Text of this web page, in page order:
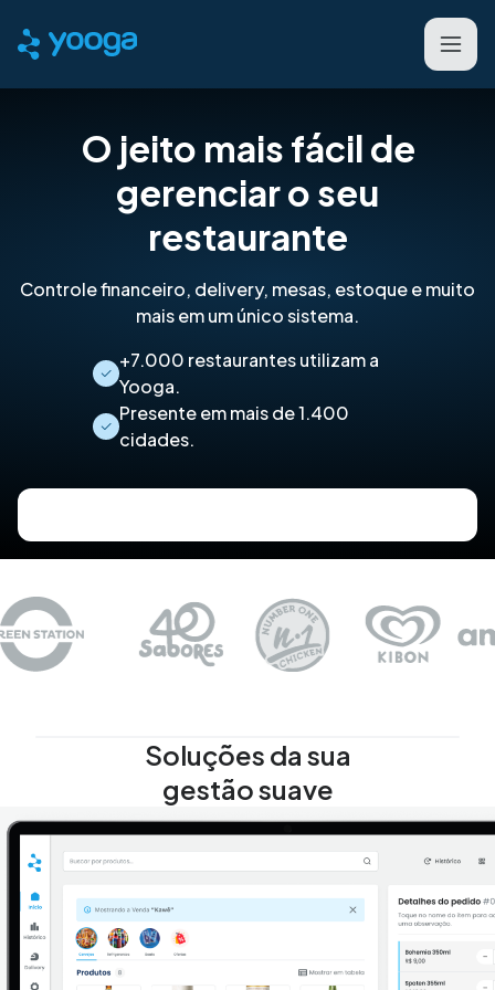
O jeito mais fácil de
gerenciar o seu
restaurante
Controle financeiro, delivery, mesas, estoque e muito
mais em um único sistema.
+7.000 restaurantes utilizam a
Yooga.
Presente em mais de 1.400
cidades.
Soluções da sua
gestão suave